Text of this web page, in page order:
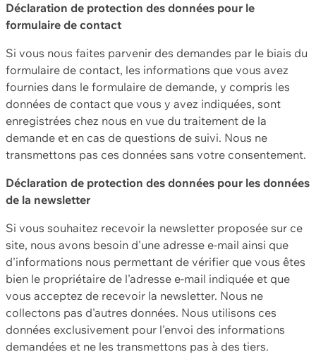
Déclaration de protection des données pour le
formulaire de contact
Si vous nous faites parvenir des demandes par le biais du
formulaire de contact, les informations que vous avez
fournies dans le formulaire de demande, y compris les
données de contact que vous y avez indiquées, sont
enregistrées chez nous en vue du traitement de la
demande et en cas de questions de suivi. Nous ne
transmettons pas ces données sans votre consentement.
Déclaration de protection des données pour les données
de la newsletter
Si vous souhaitez recevoir la newsletter proposée sur ce
site, nous avons besoin d'une adresse e-mail ainsi que
d'informations nous permettant de vérifier que vous êtes
bien le propriétaire de l'adresse e-mail indiquée et que
vous acceptez de recevoir la newsletter. Nous ne
collectons pas d'autres données. Nous utilisons ces
données exclusivement pour l'envoi des informations
demandées et ne les transmettons pas à des tiers.